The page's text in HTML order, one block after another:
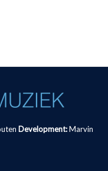
Development: Marvin